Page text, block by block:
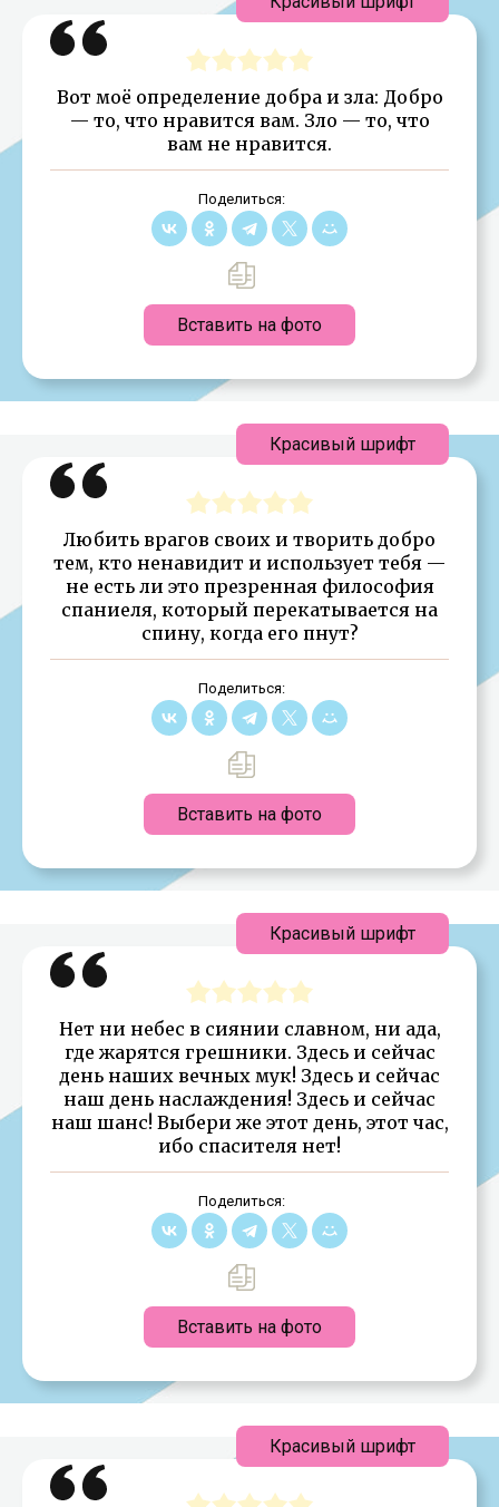
Вот моё определение добра и зла: Добро
— то, что нравится вам. Зло — то, что
вам не нравится.
Поделиться:
Вставить на фото
Любить врагов своих и творить добро
тем, кто ненавидит и использует тебя —
не есть ли это презренная философия
спаниеля, который перекатывается на
спину, когда его пнут?
Поделиться:
Вставить на фото
Красивый шрифт
Нет ни небес в сиянии славном, ни ада,
где жарятся грешники. Здесь и сейчас
день наших вечных мук! Здесь и сейчас
наш день наслаждения! Здесь и сейчас
наш шанс! Выбери же этот день, этот час,
ибо спасителя нет!
Поделиться:
Вставить на фото
Красивый шрифт
Красивый шрифт